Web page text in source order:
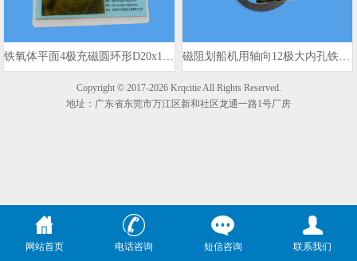
铁氧体平面4极充磁圆环形D20x10x3mm 980gs 磁阻划船机用轴向12极大内孔铁氧体磁环
Copyright © 2017-2026 Krqcitie All Rights Reserved.
地址：广东省东莞市万江区新和社区龙通一路1号厂房
网站首页 电话咨询 短信咨询 联系我们